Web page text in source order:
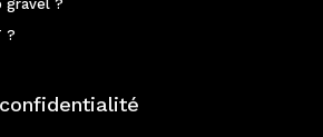
gravel ?
?